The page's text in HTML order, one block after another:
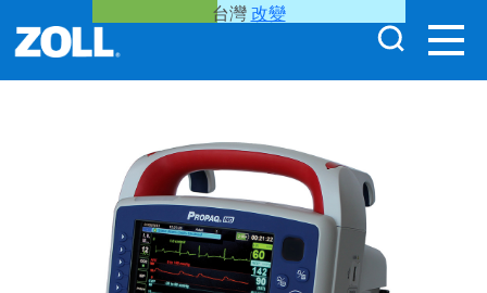
台灣改變